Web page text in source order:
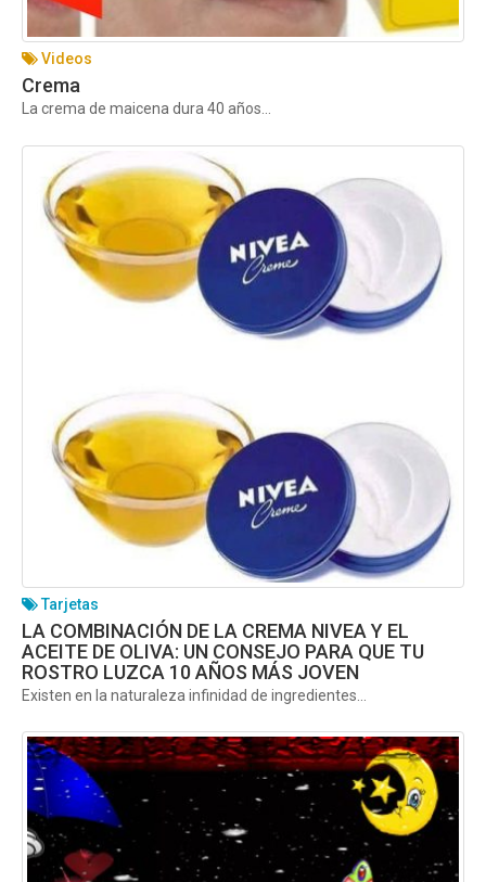
Videos
Crema
La crema de maicena dura 40 años...
Tarjetas
LA COMBINACIÓN DE LA CREMA NIVEA Y EL
ACEITE DE OLIVA: UN CONSEJO PARA QUE TU
ROSTRO LUZCA 10 AÑOS MÁS JOVEN
Existen en la naturaleza infinidad de ingredientes...